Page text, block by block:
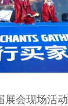
展会现场活动